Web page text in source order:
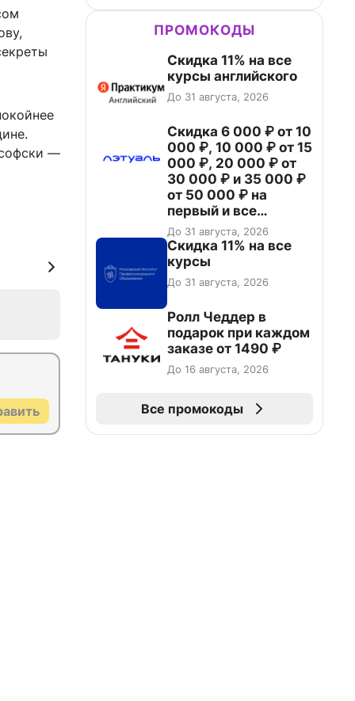
—
ПРОМОКОДЫ
Скидка 11% на все
курсы английского
До 31 августа, 2026
Скидка 6 000 ₽ от 10
000 ₽, 10 000 ₽ от 15
000 ₽, 20 000 ₽ от
30 000 ₽ и 35 000 ₽
от 50 000 ₽ на
первый и все
повторные заказы по
промокоду НАБЕРИ
До 31 августа, 2026
Скидка 11% на все
курсы
До 31 августа, 2026
Ролл Чеддер в
подарок при каждом
заказе от 1490 ₽
До 16 августа, 2026
Все промокоды